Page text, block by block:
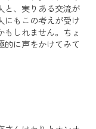
と、実りある交流が
にもこの考えが受け
もしれません。ちょ
的に声をかけてみて